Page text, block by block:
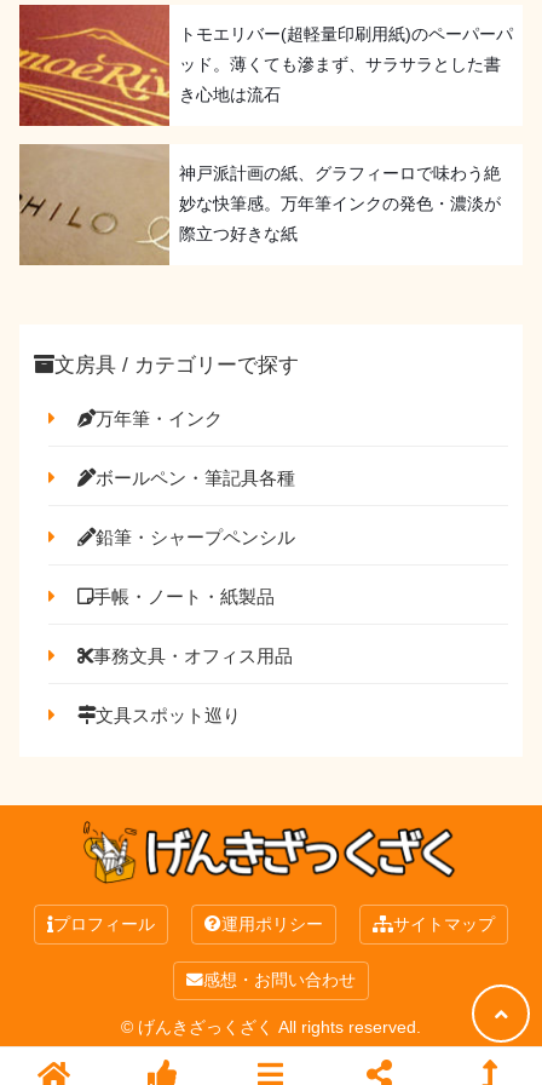
トモエリバー(超軽量印刷用紙)のペーパーパ
ッド。薄くても滲まず、サラサラとした書
き心地は流石
神戸派計画の紙、グラフィーロで味わう絶
妙な快筆感。万年筆インクの発色・濃淡が
際立つ好きな紙
文房具 / カテゴリーで探す
万年筆・インク
ボールペン・筆記具各種
鉛筆・シャープペンシル
手帳・ノート・紙製品
事務文具・オフィス用品
文具スポット巡り
プロフィール 運用ポリシー サイトマップ
感想・お問い合わせ
© げんきざっくざく All rights reserved.